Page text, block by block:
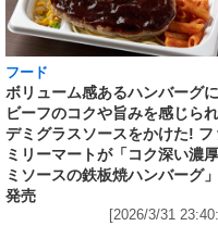
フード
ボリューム感あるハンバーグに
ビーフのコクや旨みを感じら
デミグラスソースをかけた! フ
ミリーマートが「コク深い濃
ミソースの鉄板焼ハンバーグ
発売
[2026/3/31